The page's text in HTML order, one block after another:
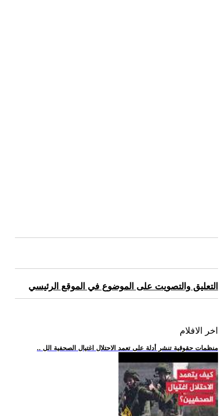
التعليق والتصويت على الموضوع في الموقع الرئيسي
اخر الافلام
.. منظمات حقوقية تنشر أدلة على تعمد الاحتلال اغتيال الصحفية الل